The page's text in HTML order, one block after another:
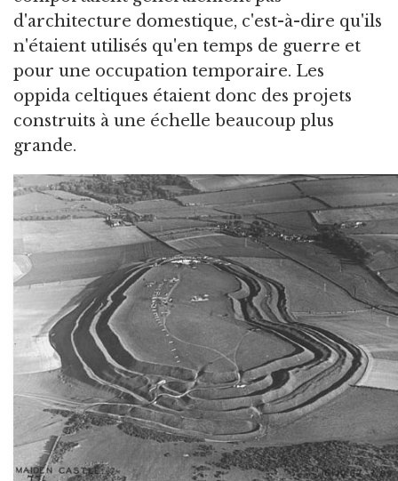
d'architecture domestique, c'est-à-dire qu'ils
n'étaient utilisés qu'en temps de guerre et
pour une occupation temporaire. Les
oppida celtiques étaient donc des projets
construits à une échelle beaucoup plus
grande.